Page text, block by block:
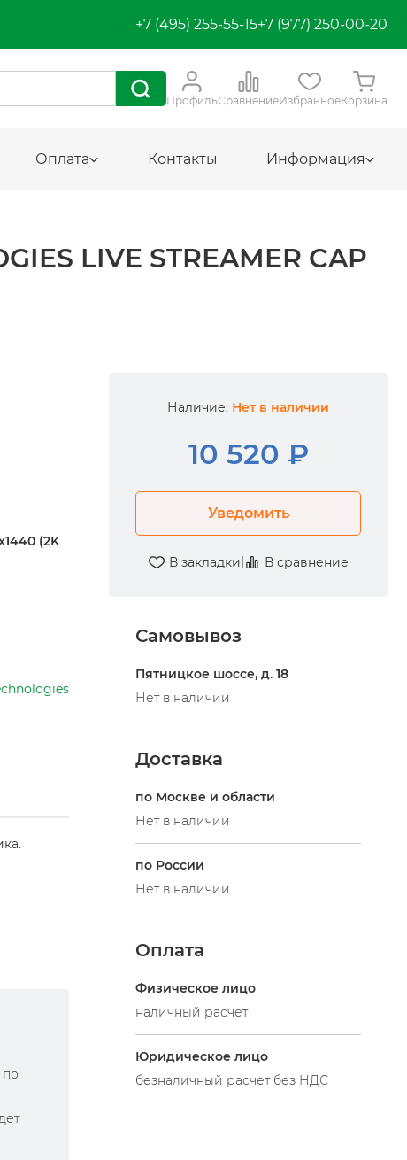
+7 (495) 255-55-15+7 (977) 250-00-20
ПрофильСравнениеИзбранноеКорзина
Оплата Контакты Информация
LIVE STREAMER CAP
(2K
Наличие: Нет в наличии
10 520 ₽
Уведомить
В закладки| В сравнение
Самовывоз
Пятницкое шоссе, д. 18
Нет в наличии
Доставка
по Москве и области
Нет в наличии
по России
Нет в наличии
Оплата
Физическое лицо
наличный расчет
Юридическое лицо
безналичный расчет без НДС